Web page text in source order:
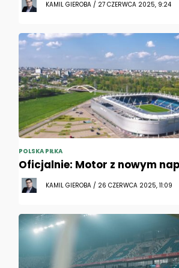
KAMIL GIEROBA / 27 CZERWCA 2025, 9:24
POLSKA PIŁKA
Oficjalnie: Motor z nowym
KAMIL GIEROBA / 26 CZERWCA 2025, 11:09